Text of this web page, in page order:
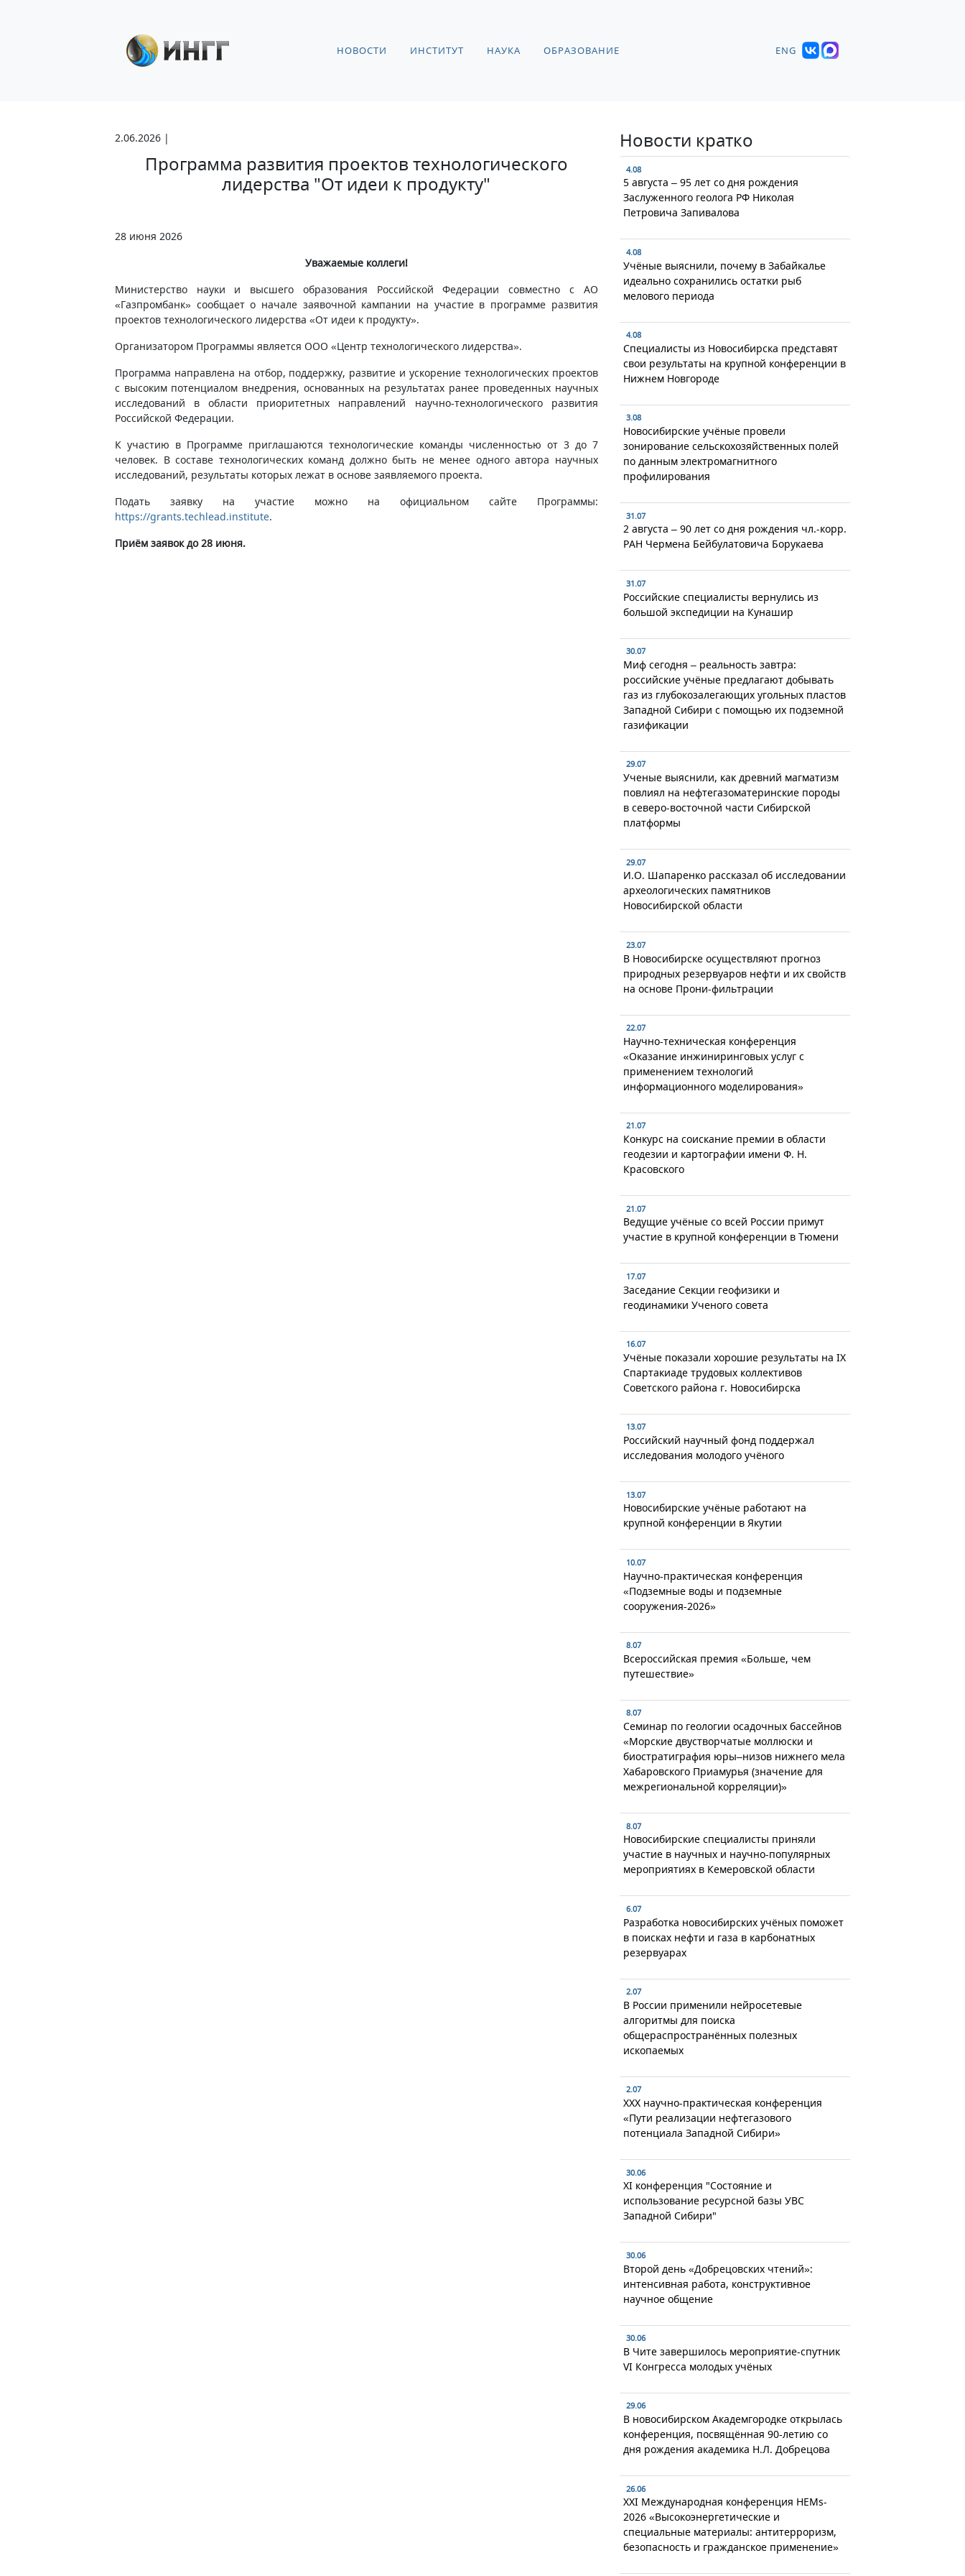
НОВОСТИ ИНСТИТУТ НАУКА ОБРАЗОВАНИЕ ENG
2.06.2026 |
Программа развития проектов технологического
лидерства "От идеи к продукту"
28 июня 2026
Уважаемые коллеги!
Министерство науки и высшего образования Российской Федерации совместно с АО
«Газпромбанк» сообщает о начале заявочной кампании на участие в программе развития
проектов технологического лидерства «От идеи к продукту».
Организатором Программы является ООО «Центр технологического лидерства».
Программа направлена на отбор, поддержку, развитие и ускорение технологических проектов
с высоким потенциалом внедрения, основанных на результатах ранее проведенных научных
исследований в области приоритетных направлений научно-технологического развития
Российской Федерации.
К участию в Программе приглашаются технологические команды численностью от 3 до 7
человек. В составе технологических команд должно быть не менее одного автора научных
исследований, результаты которых лежат в основе заявляемого проекта.
Подать заявку на участие можно на официальном сайте Программы:
https://grants.techlead.institute.
Приём заявок до 28 июня.
Новости кратко
4.08
5 августа – 95 лет со дня рождения
Заслуженного геолога РФ Николая
Петровича Запивалова
4.08
Учёные выяснили, почему в Забайкалье
идеально сохранились остатки рыб
мелового периода
4.08
Специалисты из Новосибирска представят
свои результаты на крупной конференции в
Нижнем Новгороде
3.08
Новосибирские учёные провели
зонирование сельскохозяйственных полей
по данным электромагнитного
профилирования
31.07
2 августа – 90 лет со дня рождения чл.-корр.
РАН Чермена Бейбулатовича Борукаева
31.07
Российские специалисты вернулись из
большой экспедиции на Кунашир
30.07
Миф сегодня – реальность завтра:
российские учёные предлагают добывать
газ из глубокозалегающих угольных пластов
Западной Сибири с помощью их подземной
газификации
29.07
Ученые выяснили, как древний магматизм
повлиял на нефтегазоматеринские породы
в северо-восточной части Сибирской
платформы
29.07
И.О. Шапаренко рассказал об исследовании
археологических памятников
Новосибирской области
23.07
В Новосибирске осуществляют прогноз
природных резервуаров нефти и их свойств
на основе Прони-фильтрации
22.07
Научно-техническая конференция
«Оказание инжиниринговых услуг с
применением технологий
информационного моделирования»
21.07
Конкурс на соискание премии в области
геодезии и картографии имени Ф. Н.
Красовского
21.07
Ведущие учёные со всей России примут
участие в крупной конференции в Тюмени
17.07
Заседание Секции геофизики и
геодинамики Ученого совета
16.07
Учёные показали хорошие результаты на IX
Спартакиаде трудовых коллективов
Советского района г. Новосибирска
13.07
Российский научный фонд поддержал
исследования молодого учёного
13.07
Новосибирские учёные работают на
крупной конференции в Якутии
10.07
Научно-практическая конференция
«Подземные воды и подземные
сооружения-2026»
8.07
Всероссийская премия «Больше, чем
путешествие»
8.07
Семинар по геологии осадочных бассейнов
«Морские двустворчатые моллюски и
биостратиграфия юры–низов нижнего мела
Хабаровского Приамурья (значение для
межрегиональной корреляции)»
8.07
Новосибирские специалисты приняли
участие в научных и научно-популярных
мероприятиях в Кемеровской области
6.07
Разработка новосибирских учёных поможет
в поисках нефти и газа в карбонатных
резервуарах
2.07
В России применили нейросетевые
алгоритмы для поиска
общераспространённых полезных
ископаемых
2.07
XXX научно-практическая конференция
«Пути реализации нефтегазового
потенциала Западной Сибири»
30.06
XI конференция "Состояние и
использование ресурсной базы УВС
Западной Сибири"
30.06
Второй день «Добрецовских чтений»:
интенсивная работа, конструктивное
научное общение
30.06
В Чите завершилось мероприятие-спутник
VI Конгресса молодых учёных
29.06
В новосибирском Академгородке открылась
конференция, посвящённая 90-летию со
дня рождения академика Н.Л. Добрецова
26.06
XXI Международная конференция HEMs-
2026 «Высокоэнергетические и
специальные материалы: антитерроризм,
безопасность и гражданское применение»